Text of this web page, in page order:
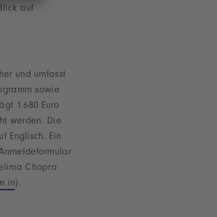
auf
und umfasst
sowie
1.680 Euro
werden. Die
Englisch. Ein
Chopra
).